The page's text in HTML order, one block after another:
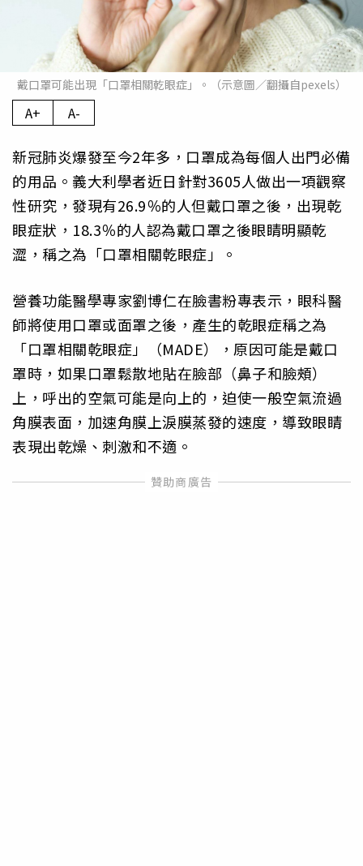
戴口罩可能出現「口罩相關乾眼症」。（示意圖／翻攝自pexels）
A+ A-
新冠肺炎爆發至今2年多，口罩成為每個人出門必備
的用品。義大利學者近日針對3605人做出一項觀察
性研究，發現有26.9％的人但戴口罩之後，出現乾
眼症狀，18.3％的人認為戴口罩之後眼睛明顯乾
澀，稱之為「口罩相關乾眼症」。
營養功能醫學專家劉博仁在臉書粉專表示，眼科醫
師將使用口罩或面罩之後，產生的乾眼症稱之為
「口罩相關乾眼症」（MADE），原因可能是戴口
罩時，如果口罩鬆散地貼在臉部（鼻子和臉頰）
上，呼出的空氣可能是向上的，迫使一般空氣流過
角膜表面，加速角膜上淚膜蒸發的速度，導致眼睛
表現出乾燥、刺激和不適。